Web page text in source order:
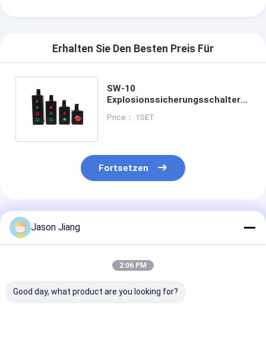
Erhalten Sie Den Besten Preis Für
SW-10
Explosionssicherungsschalter
Hochtemperaturbeständigkeit
Price： 1SET
Fortsetzen
Empfohlene Produkte
Jason Jiang
2:06 PM
Good day, what product are you looking for?